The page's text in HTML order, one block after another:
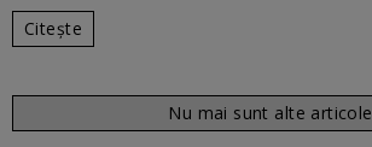
Citește
Nu mai sunt alte articole